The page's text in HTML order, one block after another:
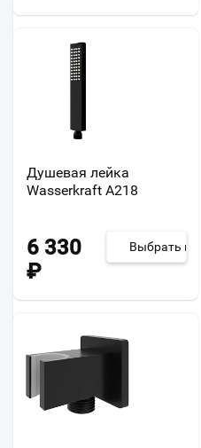
Душевая лейка
Wasserkraft A218
6 330
₽
Выбрать из 4